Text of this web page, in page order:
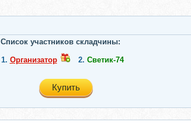
Список участников складчины:
1. Организатор 2. Светик-74
Купить